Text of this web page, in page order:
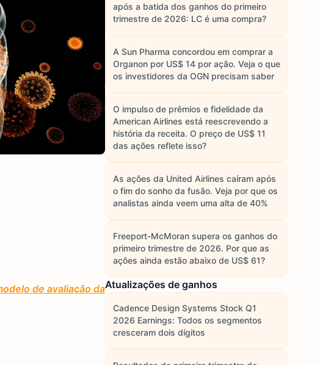
de avaliação da
após a batida dos ganhos do primeiro
trimestre de 2026: LC é uma compra?
A Sun Pharma concordou em comprar a
Organon por US$ 14 por ação. Veja o que
os investidores da OGN precisam saber
O impulso de prêmios e fidelidade da
American Airlines está reescrevendo a
história da receita. O preço de US$ 11
das ações reflete isso?
As ações da United Airlines caíram após
o fim do sonho da fusão. Veja por que os
analistas ainda veem uma alta de 40%
Freeport-McMoran supera os ganhos do
primeiro trimestre de 2026. Por que as
ações ainda estão abaixo de US$ 61?
Atualizações de ganhos
Cadence Design Systems Stock Q1
2026 Earnings: Todos os segmentos
cresceram dois dígitos